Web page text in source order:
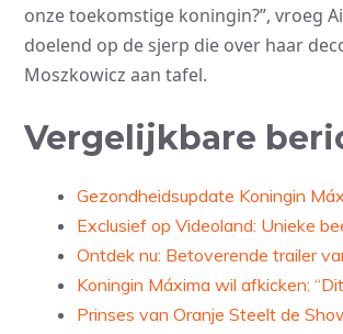
onze toekomstige koningin?”, vroeg
doelend op de sjerp die over haar
Moszkowicz aan tafel.
Vergelijkbare
Gezondheidsupdate Koningin
Exclusief op Videoland: Unieke
Ontdek nu: Betoverende trailer
Koningin Máxima wil afkicken:
Prinses van Oranje Steelt de